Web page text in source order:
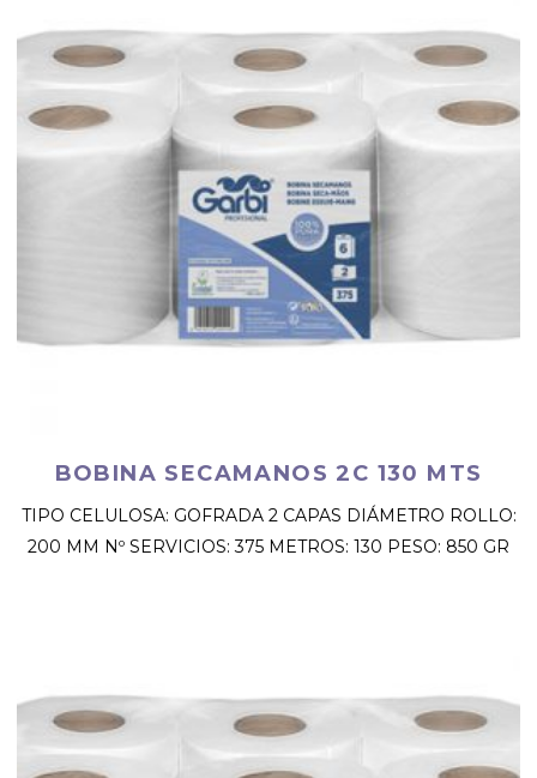
BOBINA SECAMANOS 2C 130 MTS
TIPO CELULOSA: GOFRADA 2 CAPAS DIÁMETRO ROLLO:
200 MM Nº SERVICIOS: 375 METROS: 130 PESO: 850 GR